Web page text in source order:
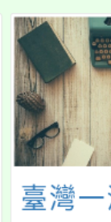
臺灣